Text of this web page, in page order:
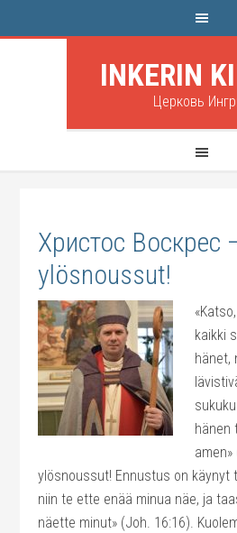
INKERIN
Церковь
Христос Воскрес
ylösnoussut!
kaikki
hänet,
hänen
ylösnoussut! Ennustus on käynyt
niin te ette enää minua näe, ja
näette minut» (Joh. 16:16).